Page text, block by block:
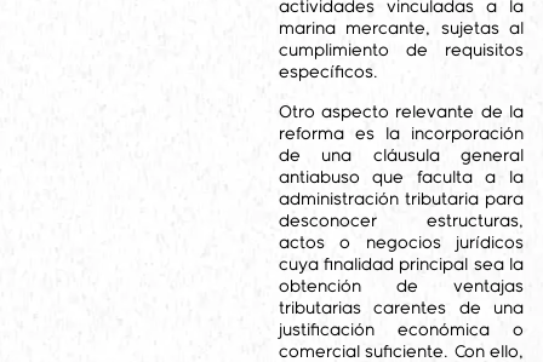
actividades vinculadas a la
marina mercante, sujetas al
cumplimiento de requisitos
específicos.
Otro aspecto relevante de la
reforma es la incorporación
de una cláusula general
antiabuso que faculta a la
administración tributaria para
desconocer estructuras,
actos o negocios jurídicos
cuya finalidad principal sea la
obtención de ventajas
tributarias carentes de una
justificación económica o
comercial suficiente. Con ello,